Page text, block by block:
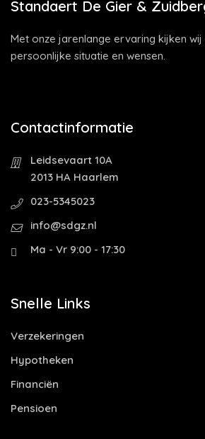
Standaert De Gier &
Met onze jarenlange ervaring kijken
persoonlijke situatie en wensen.
Contactinformatie
Leidsevaart 10A
2013 HA Haarlem
023-5345023
info@sdgz.nl
Ma - Vr 9:00 - 17:30
Snelle Links
Verzekeringen
Hypotheken
Financiën
Pensioen